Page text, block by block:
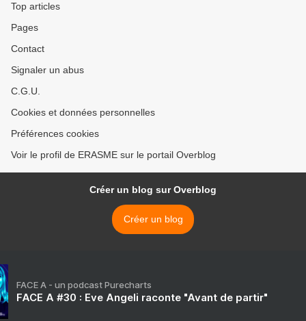
Top articles
Pages
Contact
Signaler un abus
C.G.U.
Cookies et données personnelles
Préférences cookies
Voir le profil de ERASME sur le portail Overblog
Créer un blog sur Overblog
Créer un blog
FACE A - un podcast Purecharts
FACE A #30 : Eve Angeli raconte "Avant de partir"